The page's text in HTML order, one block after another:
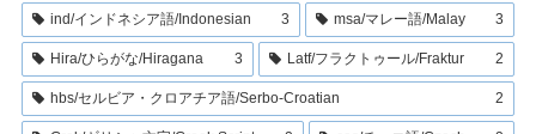
ind/インドネシア語/Indonesian 3 msa/マレー語/Malay 3
Hira/ひらがな/Hiragana 3 Latf/フラクトゥール/Fraktur 2
hbs/セルビア・クロアチア語/Serbo-Croatian 2